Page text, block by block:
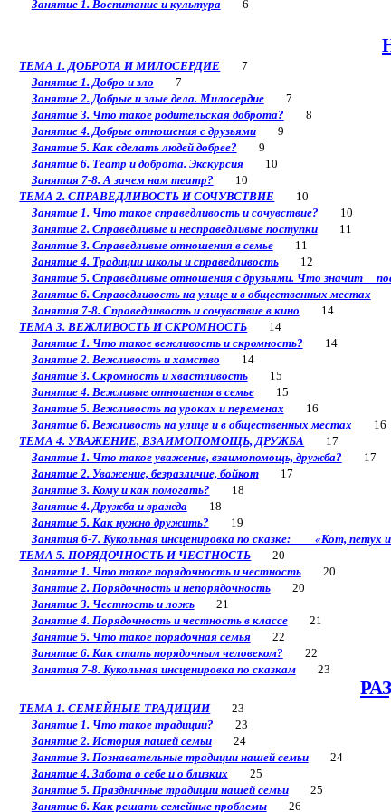
Занятие 1. Воспитание и культура6
ТЕМА 1. ДОБРОТА И МИЛОСЕРДИЕ 7
Занятие 1. Добро и зло 7
Занятие 2. Добрые и злые дела. Милосердие7
Занятие 3. Что такое родительская доброта? 8
Занятие 4. Добрые отношения с друзьями9
Занятие 5. Как сделать людей добрее? 9
Занятие 6. Театр и доброта. Экскурсия10
Занятия 7-8. А зачем нам театр? 10
ТЕМА 2. СПРАВЕДЛИВОСТЬ И СОЧУВСТВИЕ 10
Занятие 1. Что такое справедливость и сочувствие? 10
Занятие 2. Справедливые и несправедливые поступки11
Занятие 3. Справедливые отношения в семье11
Занятие 4. Традиции школы и справедливость12
Занятие 5. Справедливые отношения с друзьями. Что значит
Занятие 6. Справедливость на улице и в общественных местах
Занятия 7-8. Справедливость и сочувствие в кино 14
ТЕМА 3. ВЕЖЛИВОСТЬ И СКРОМНОСТЬ 14
Занятие 1. Что такое вежливость и скромность? 14
Занятие 2. Вежливость и хамство 14
Занятие 3. Скромность и хвастливость15
Занятие 4. Вежливые отношения в семье15
Занятие 5. Вежливость па уроках и переменах 16
Занятие 6. Вежливость на улице и в общественных местах 16
ТЕМА 4. УВАЖЕНИЕ, ВЗАИМОПОМОЩЬ, ДРУЖБА 17
Занятие 1. Что такое уважение, взаимопомощь, дружба? 17
Занятие 2. Уважение, безразличие, бойкот17
Занятие 3. Кому и как помогать? 18
Занятие 4. Дружба и вражда18
Занятие 5. Как нужно дружить? 19
Занятия 6-7. Кукольная инсценировка по сказке: «Кот, петух и
ТЕМА 5. ПОРЯДОЧНОСТЬ И ЧЕСТНОСТЬ 20
Занятие 1. Что такое порядочность и честность20
Занятие 2. Порядочность и непорядочность20
Занятие 3. Честность и ложь21
Занятие 4. Порядочность и честность в классе21
Занятие 5. Что такое порядочная семья22
Занятие 6. Как стать порядочным человеком? 22
Занятия 7-8. Кукольная инсценировка по сказкам23
ТЕМА 1. СЕМЕЙНЫЕ ТРАДИЦИИ23
Занятие 1. Что такое традиции? 23
Занятие 2. История пашей семьи24
Занятие 3. Познавательные традиции нашей семьи24
Занятие 4. Забота о себе и о близких 25
Занятие 5. Праздничные традиции нашей семьи25
Занятие 6. Как решать семейные проблемы26